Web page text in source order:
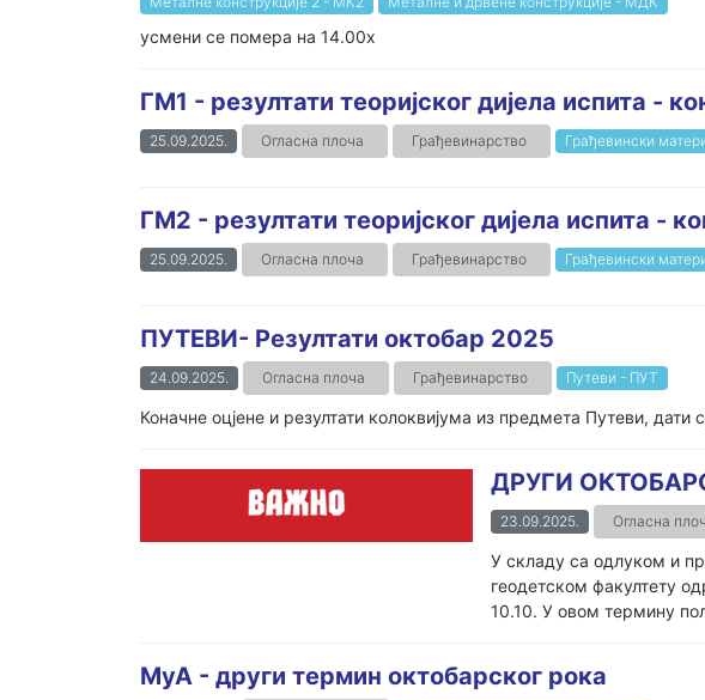
усмени се помера на 14.00х
ГМ1 - резултати теоријског дијела испита -
25.09.2025. Огласна плоча Грађевинарство Грађевински
ГМ2 - резултати теоријског дијела испита -
25.09.2025. Огласна плоча Грађевинарство Грађевински
ПУТЕВИ- Резултати октобар 2025
24.09.2025. Огласна плоча Грађевинарство Путеви - ПУТ
Коначне оцјене и резултати колоквијума из предмета Путеви, дати
ДРУГИ
23.09.2025. Огласна
У складу са одлуком и
геодетском факултету
10.10. У овом термину
MуА - други термин октобарског рока